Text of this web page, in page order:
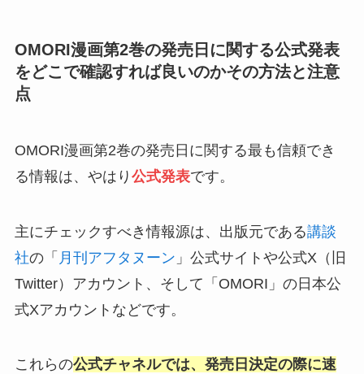
OMORI漫画第2巻の発売日に関する公式発表
をどこで確認すれば良いのかその方法と注意
点
OMORI漫画第2巻の発売日に関する最も信頼でき
る情報は、やはり 公式発表です。
主にチェックすべき情報源は、出版元である講談
社の「 月刊アフタヌーン 」公式サイトや公式X（旧
Twitter）アカウント、そして「OMORI」の日本公
式Xアカウントなどです。
これらの公式チャネルでは、発売日決定の際に速